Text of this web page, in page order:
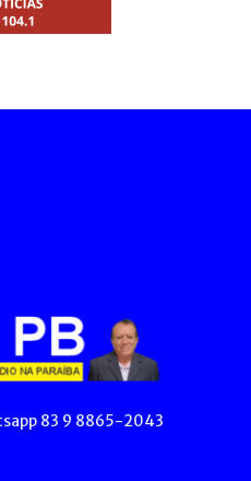
83 9 8865-2043